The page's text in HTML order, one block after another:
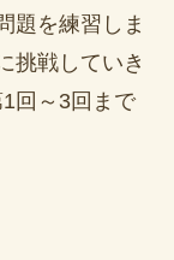
題を練習しま
挑戦していき
回～3回まで